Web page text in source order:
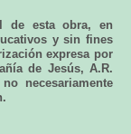
de esta obra, en
y sin fines
expresa por
de Jesús, A.R.
necesariamente